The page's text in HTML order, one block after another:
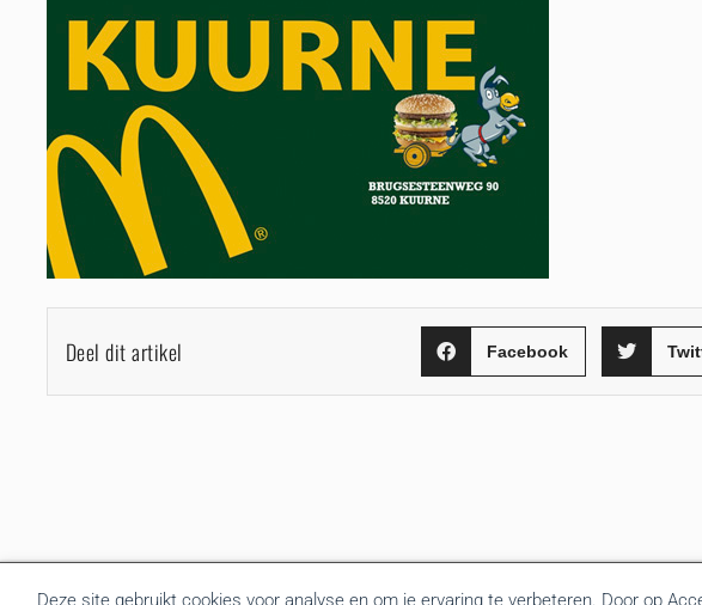
Deze site gebruikt cookies voor analyse en om je ervaring te verbeteren. Door op
Deel dit artikel Facebook